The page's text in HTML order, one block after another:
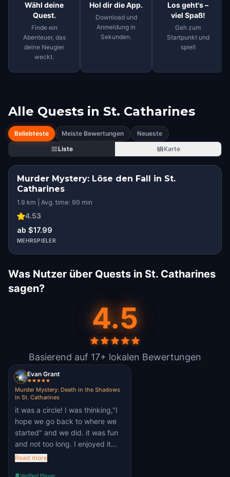
Wähl deine
Quest.
Finde ein
Abenteuer, das
deine Neugier
weckt.
Hol dir die App.
Download und
Anmeldung in
Sekunden.
Los geht's –
viel Spaß!
Geh zum
Startpunkt und
spiel!
Alle Quests in St. Catharines
Beliebteste Meiste Bewertungen
Neueste
Liste
Karte
Murder Mystery: Löse den Fall in St.
Catharines
1.9 km | Avg. time: 90 min
4.53
ab $17.99
MEHRSPIELER
Was Nutzer über Quests in St. Catharines
sagen?
4.5
Basierend auf 17+ lokalen Bewertungen
Evan Grant
Murder Mystery: Death in the Shadows
in St. Catharines
it was a circle! I was thinking,"I
hope we go back to where we
started" and we did. it was fun
and not too long. I enjoyed it
thoroughly
Read more
Verified Player